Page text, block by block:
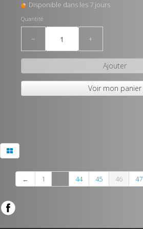
Disponible dans les 7 jours
Quantité
− +
Ajouter
Voir mon panier
← 1 44 45 46 47